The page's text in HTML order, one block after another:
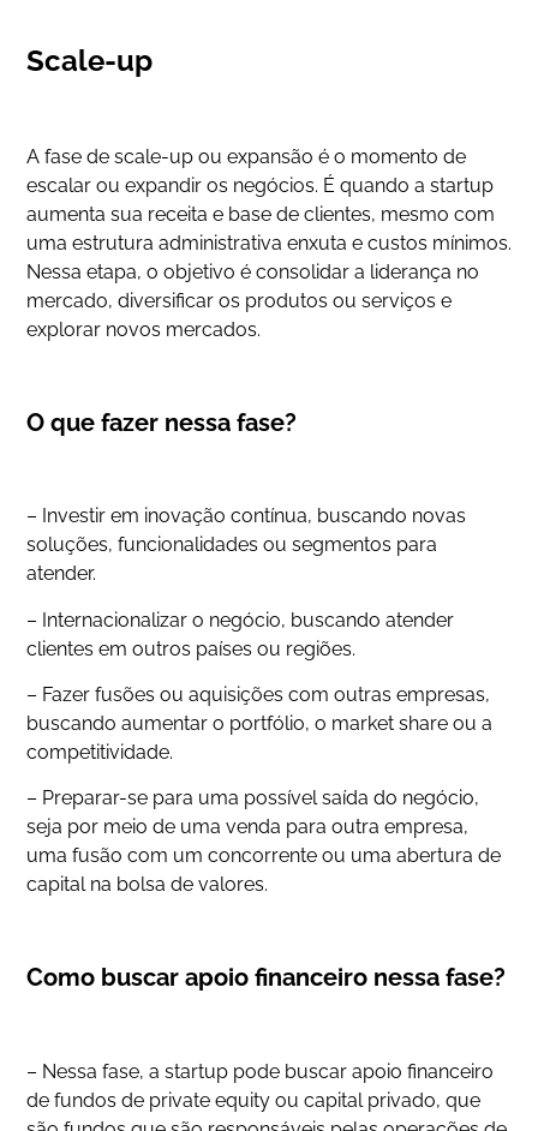
Scale-up
A fase de scale-up ou expansão é o momento de
escalar ou expandir os negócios. É quando a startup
aumenta sua receita e base de clientes, mesmo com
uma estrutura administrativa enxuta e custos mínimos.
Nessa etapa, o objetivo é consolidar a liderança no
mercado, diversificar os produtos ou serviços e
explorar novos mercados.
O que fazer nessa fase?
– Investir em inovação contínua, buscando novas
soluções, funcionalidades ou segmentos para
atender.
– Internacionalizar o negócio, buscando atender
clientes em outros países ou regiões.
– Fazer fusões ou aquisições com outras empresas,
buscando aumentar o portfólio, o market share ou a
competitividade.
– Preparar-se para uma possível saída do negócio,
seja por meio de uma venda para outra empresa,
uma fusão com um concorrente ou uma abertura de
capital na bolsa de valores.
Como buscar apoio financeiro nessa fase?
– Nessa fase, a startup pode buscar apoio financeiro
de fundos de private equity ou capital privado, que